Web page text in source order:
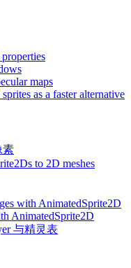
maps
as a faster alternative
素
to 2D meshes
with AnimatedSprite2D
AnimatedSprite2D
与精灵表